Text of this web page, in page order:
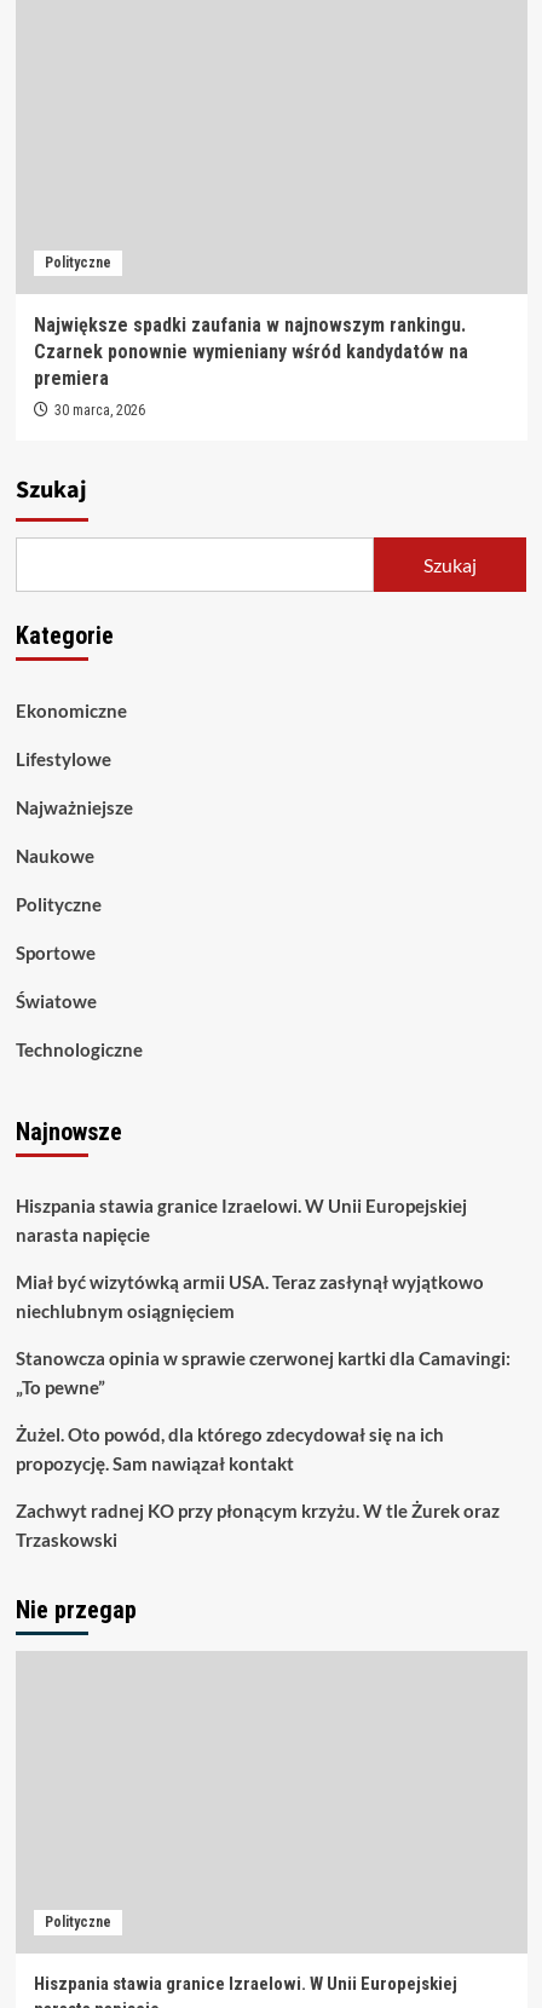
Polityczne
Największe spadki zaufania w najnowszym rankingu.
Czarnek ponownie wymieniany wśród kandydatów na
premiera
30 marca, 2026
Szukaj
Szukaj
Kategorie
Ekonomiczne
Lifestylowe
Najważniejsze
Naukowe
Polityczne
Sportowe
Światowe
Technologiczne
Najnowsze
Hiszpania stawia granice Izraelowi. W Unii Europejskiej
narasta napięcie
Miał być wizytówką armii USA. Teraz zasłynął wyjątkowo
niechlubnym osiągnięciem
Stanowcza opinia w sprawie czerwonej kartki dla Camavingi:
„To pewne”
Żużel. Oto powód, dla którego zdecydował się na ich
propozycję. Sam nawiązał kontakt
Zachwyt radnej KO przy płonącym krzyżu. W tle Żurek oraz
Trzaskowski
Nie przegap
Polityczne
Hiszpania stawia granice Izraelowi. W Unii Europejskiej